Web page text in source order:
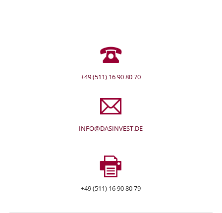
+49 (511) 16 90 80 70
INFO@DASINVEST.DE
+49 (511) 16 90 80 79